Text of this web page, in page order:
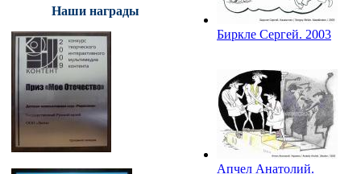
Наши награды
Биркле Сергей. 2003
Апчел Анатолий.